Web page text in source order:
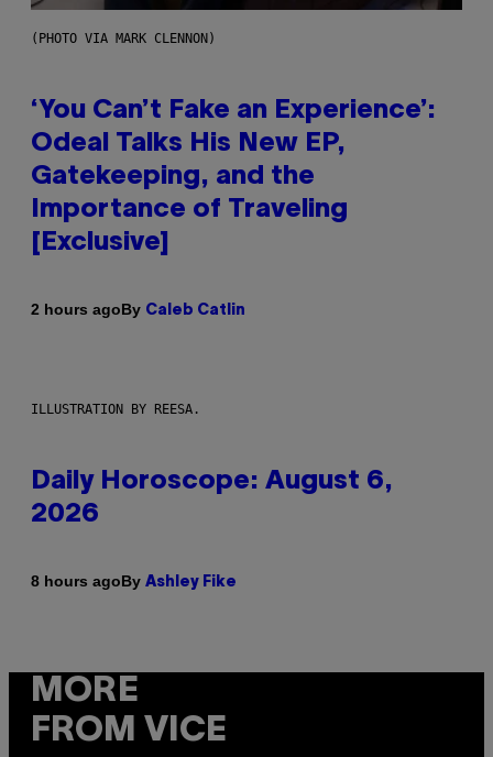
(PHOTO VIA MARK CLENNON)
‘You Can’t Fake an Experience’:
Odeal Talks His New EP,
Gatekeeping, and the
Importance of Traveling
[Exclusive]
2 hours agoBy Caleb Catlin
ILLUSTRATION BY REESA.
Daily Horoscope: August 6,
2026
8 hours agoBy Ashley Fike
MORE
FROM VICE